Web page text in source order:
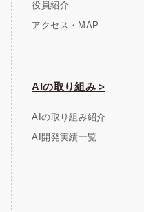
役員紹介
アクセス・MAP
AIの取り組み >
AIの取り組み紹介
AI開発実績一覧